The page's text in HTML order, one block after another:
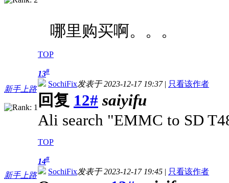
哪里购买啊。。。
TOP
新手上路
13#
SochiFix发表于 2023-12-17 19:37| 只看该作者
回复 12# saiyifu
Ali search "EMMC to SD
TOP
新手上路
14#
SochiFix发表于 2023-12-17 19:45 | 只看该作者